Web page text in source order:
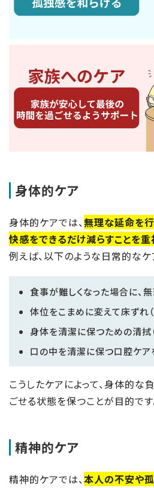
身体的ケア
身体的ケアでは、無理な延命を
快感をできるだけ減らすことを重
例えば、以下のような日常的なケ
食事が難しくなった場合に、
体位をこまめに変えて床ずれ
身体を清潔に保つための清拭
口の中を清潔に保つ口腔ケア
こうしたケアによって、身体的な
ごせる状態を保つことが目的です
精神的ケア
精神的ケアでは、本人の不安や